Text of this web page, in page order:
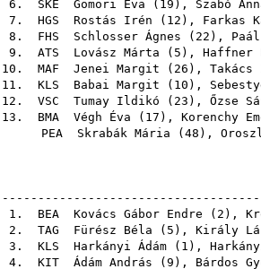
6. SKE Gömöri Éva ( 19 ), Szabó
7. HGS Rostás Irén ( 12 ), Farkas
8. FHS Schlosser Ágnes ( 22 ),
9. ATS Lovász Márta ( 5 ), Haffner
10. MAF Jenei Margit ( 26 ),
11. KLS Babai Margit ( 10 ),
12. VSC Tumay Ildikó ( 23 ), Őzse
13. BMA Végh Éva ( 17 ), Korenchy
PEA
Skrabák Mária ( 48 ),
1. BEA Kovács Gábor Endre ( 2 ),
2. TAG Fürész Béla ( 5 ), Király
3. KLS Harkányi Ádám ( 1 ),
4. KIT Ádám András ( 9 ), Bárdos